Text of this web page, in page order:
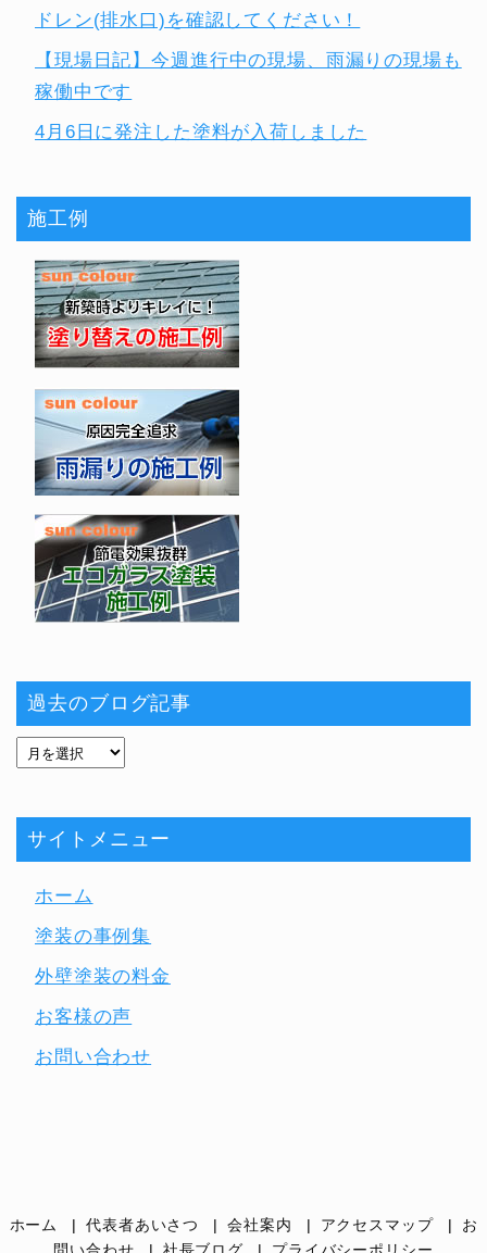
ドレン(排水口)を確認してください！
【現場日記】今週進行中の現場、雨漏りの現場も
稼働中です
4月6日に発注した塗料が入荷しました
施工例
過去のブログ記事
サイトメニュー
ホーム
塗装の事例集
外壁塗装の料金
お客様の声
お問い合わせ
ホーム 代表者あいさつ 会社案内 アクセスマップ
お